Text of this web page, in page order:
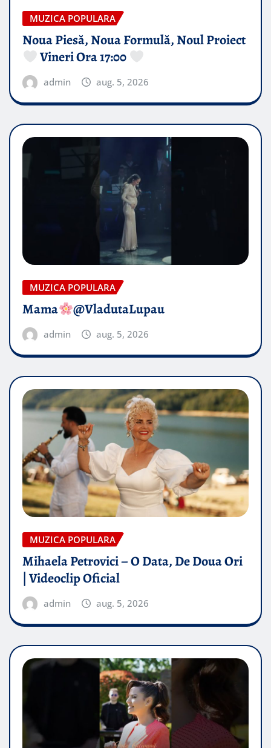
MUZICA POPULARA
Noua Piesă, Noua Formulă, Noul Proiect
Vineri Ora 17:00
admin aug. 5, 2026
MUZICA POPULARA
Mama @VladutaLupau
admin aug. 5, 2026
MUZICA POPULARA
Mihaela Petrovici – O Data, De Doua Ori
| Videoclip Oficial
admin aug. 5, 2026